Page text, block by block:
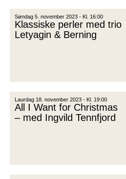
Søndag 5. november 2023 - Kl. 16:00
Klassiske perler med trio
Letyagin & Berning
Laurdag 18. november 2023 - Kl. 19:00
All I Want for Christmas
– med Ingvild Tennfjord